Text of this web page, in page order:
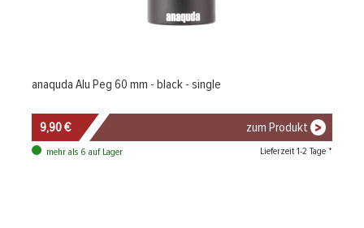
anaquda Alu Peg 60 mm - black - single
9,90 € zum Produkt
mehr als 6 auf Lager Lieferzeit 1-2 Tage *